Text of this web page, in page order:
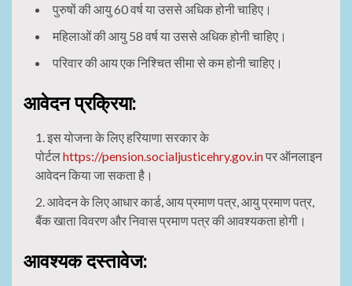
पुरुषों की आयु 60 वर्ष या उससे अधिक होनी चाहिए।
महिलाओं की आयु 58 वर्ष या उससे अधिक होनी चाहिए।
परिवार की आय एक निश्चित सीमा से कम होनी चाहिए।
आवेदन प्रक्रिया:
इस योजना के लिए हरियाणा सरकार के
पोर्टलhttps://pension.socialjusticehry.gov.inपर ऑनलाइन
आवेदन किया जा सकता है।
आवेदन के लिए आधार कार्ड, आय प्रमाण पत्र, आयु प्रमाण पत्र,
बैंक खाता विवरण और निवास प्रमाण पत्र की आवश्यकता होगी।
आवश्यक दस्तावेज: